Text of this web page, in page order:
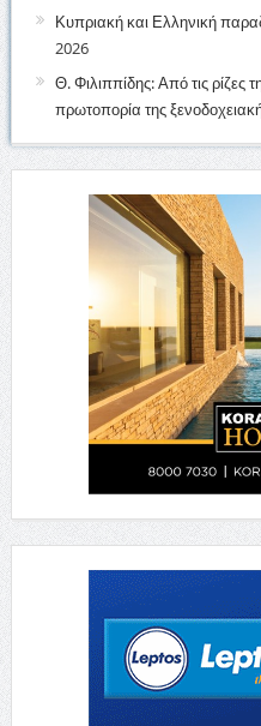
Κυπριακή και Ελληνική
2026
Θ. Φιλιππίδης: Από τις ρίζες
πρωτοπορία της